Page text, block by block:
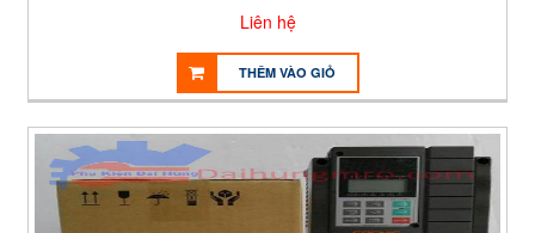
Liên hệ
THÊM VÀO GIỎ